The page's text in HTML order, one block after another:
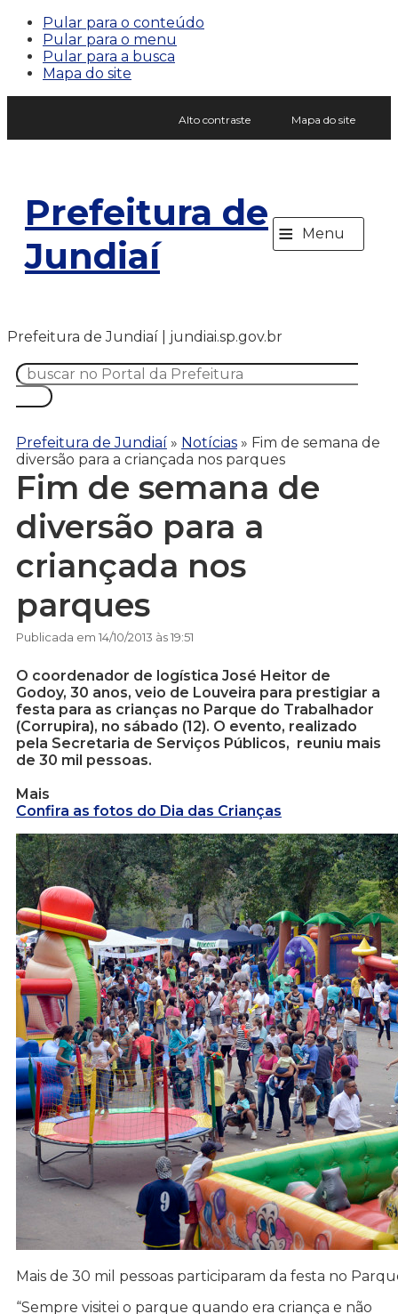
Pular para o conteúdo
Pular para o menu
Pular para a busca
Mapa do site
Alto contraste Mapa do site
Prefeitura de
Jundiaí
≡ Menu
Prefeitura de Jundiaí | jundiai.sp.gov.br
Prefeitura de Jundiaí » Notícias » Fim de semana de
diversão para a criançada nos parques
Fim de semana de
diversão para a
criançada nos
parques
Publicada em 14/10/2013 às 19:51
O coordenador de logística José Heitor de
Godoy, 30 anos, veio de Louveira para prestigiar a
festa para as crianças no Parque do Trabalhador
(Corrupira), no sábado (12). O evento, realizado
pela Secretaria de Serviços Públicos, reuniu mais
de 30 mil pessoas.
Mais
Confira as fotos do Dia das Crianças
Mais de 30 mil pessoas participaram da festa no
“Sempre visitei o parque quando era criança e não